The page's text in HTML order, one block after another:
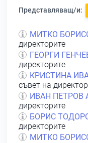
Представляващ/и:
МИТКО
директорите
ГЕОРГИ
директорите
КРИСТИНА
съвет на
ИВАН ПЕТРОВ
директорите
БОРИС
директорите
МИТКО